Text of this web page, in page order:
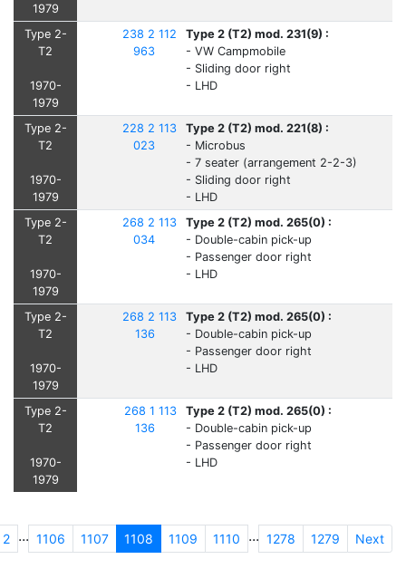
1979
Type 2-
T2
1970-
1979
238 2 112
963
Type 2 (T2) mod. 231(9) :
- VW Campmobile
- Sliding door right
- LHD
Type 2-
T2
1970-
1979
228 2 113
023
Type 2 (T2) mod. 221(8) :
- Microbus
- 7 seater (arrangement 2-2-3)
- Sliding door right
- LHD
Type 2-
T2
1970-
1979
268 2 113
034
Type 2 (T2) mod. 265(0) :
- Double-cabin pick-up
- Passenger door right
- LHD
Type 2-
T2
1970-
1979
268 2 113
136
Type 2 (T2) mod. 265(0) :
- Double-cabin pick-up
- Passenger door right
- LHD
Type 2-
T2
1970-
1979
268 1 113
136
Type 2 (T2) mod. 265(0) :
- Double-cabin pick-up
- Passenger door right
- LHD
2 ... 1106 1107 1108 1109 1110 ... 1278 1279 Next